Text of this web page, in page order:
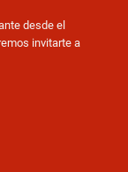
desde el
invitarte a